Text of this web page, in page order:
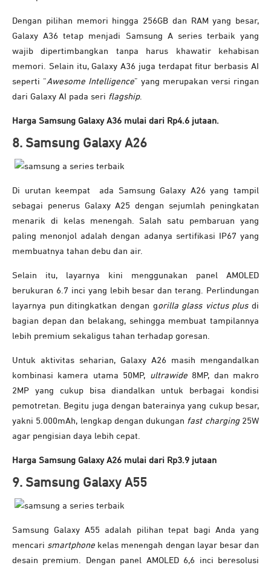
Dengan pilihan memori hingga 256GB dan RAM yang besar,
Galaxy A36 tetap menjadi Samsung A series terbaik yang
wajib dipertimbangkan tanpa harus khawatir kehabisan
memori. Selain itu, Galaxy A36 juga terdapat fitur berbasis AI
seperti “Awesome Intelligence” yang merupakan versi ringan
dari Galaxy AI pada seri flagship.
Harga Samsung Galaxy A36 mulai dari Rp4.6 jutaan.
8. Samsung Galaxy A26
Di urutan keempat ada Samsung Galaxy A26 yang tampil
sebagai penerus Galaxy A25 dengan sejumlah peningkatan
menarik di kelas menengah. Salah satu pembaruan yang
paling menonjol adalah dengan adanya sertifikasi IP67 yang
membuatnya tahan debu dan air.
Selain itu, layarnya kini menggunakan panel AMOLED
berukuran 6.7 inci yang lebih besar dan terang. Perlindungan
layarnya pun ditingkatkan dengan gorilla glass victus plusdi
bagian depan dan belakang, sehingga membuat tampilannya
lebih premium sekaligus tahan terhadap goresan.
Untuk aktivitas seharian, Galaxy A26 masih mengandalkan
kombinasi kamera utama 50MP, ultrawide8MP, dan makro
2MP yang cukup bisa diandalkan untuk berbagai kondisi
pemotretan. Begitu juga dengan baterainya yang cukup besar,
yakni 5.000mAh, lengkap dengandukungan fast charging 25W
agar pengisian daya lebih cepat.
Harga Samsung Galaxy A26 mulai dari Rp3.9 jutaan
9. Samsung Galaxy A55
Samsung Galaxy A55 adalah pilihan tepat bagi Anda yang
mencari smartphone kelas menengah dengan layar besar dan
desain premium. Dengan panel AMOLED 6,6 inci beresolusi